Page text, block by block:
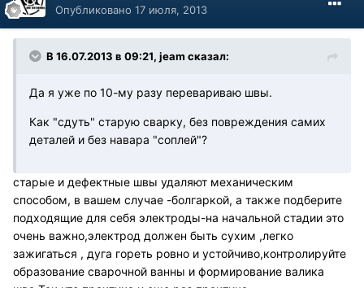
Опубликовано 17 июля, 2013
В 16.07.2013 в 09:21, jeam сказал:
Да я уже по 10-му разу перевариваю швы.
Как "сдуть" старую сварку, без повреждения самих
деталей и без навара "соплей"?
старые и дефектные швы удаляют механическим
способом, в вашем случае -болгаркой, а также подберите
подходящие для себя электроды-на начальной стадии это
очень важно,электрод должен быть сухим ,легко
зажигаться , дуга гореть ровно и устойчиво,контролируйте
образование сварочной ванны и формирование валика